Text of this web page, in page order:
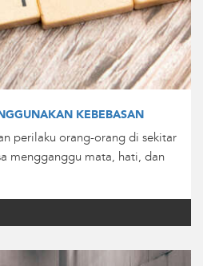
KEBEBASAN
perilaku orang-orang di sekitar
mengganggu mata, hati, dan